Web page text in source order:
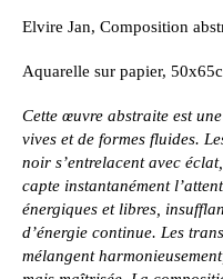
Elvire Jan, Composition
Aquarelle sur papier,
Cette œuvre abstraite est
vives et de formes fluides.
noir s’entrelacent avec
capte instantanément
énergiques et libres,
d’énergie continue. Les
mélangent